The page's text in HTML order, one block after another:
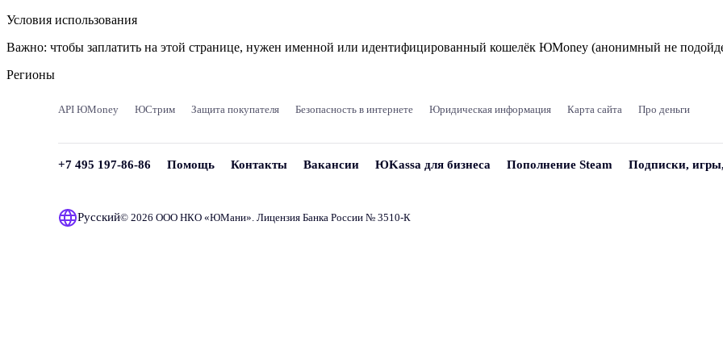
Условия использования
Важно: чтобы заплатить на этой странице, нужен именной или идентифицированный кошелёк ЮMoney (анонимный не
Регионы
API ЮMoney ЮСтрим Защита покупателя Безопасность в интернете Юридическая информация Карта сайта Про деньги
+7 495 197-86-86 Помощь Контакты Вакансии ЮKassa для бизнеса Пополнение Steam Подписки,
Русский© 2026 ООО НКО «ЮМани». Лицензия Банка России № 3510‑К